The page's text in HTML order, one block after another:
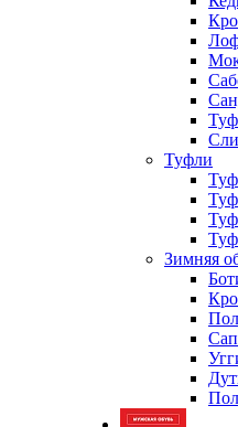
Туфли
Зимняя